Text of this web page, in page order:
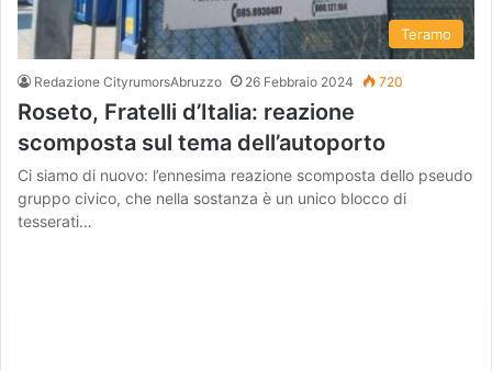
Teramo
Redazione CityrumorsAbruzzo 26 Febbraio 2024 720
Roseto, Fratelli d’Italia: reazione
scomposta sul tema dell’autoporto
Ci siamo di nuovo: l’ennesima reazione scomposta dello pseudo
gruppo civico, che nella sostanza è un unico blocco di
tesserati…